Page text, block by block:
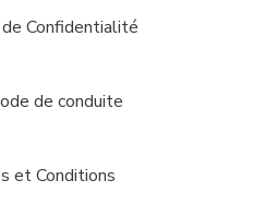
Confidentialité
de conduite
et Conditions